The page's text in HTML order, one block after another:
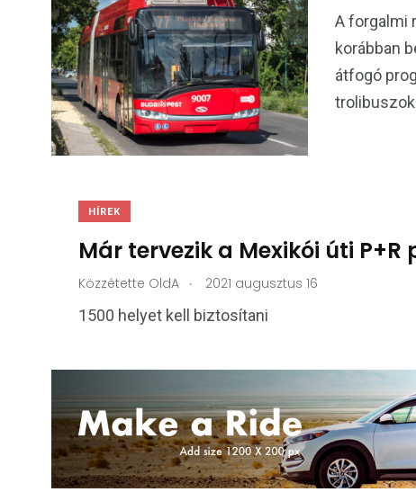
A forgalmi
korábban
átfogó
HÍREK
Már tervezik a Mexikói úti
Közzétette OldA . 2021 augusztus 16
1500 helyet kell biztosítani